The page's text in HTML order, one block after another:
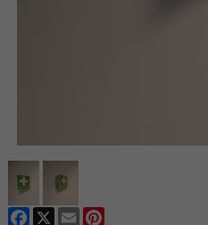
Facebook
X Email